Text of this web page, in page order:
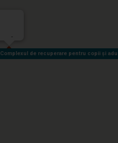
Complexul de recuperare pentru copii și
Complexul de recuperare pentru copii și
-